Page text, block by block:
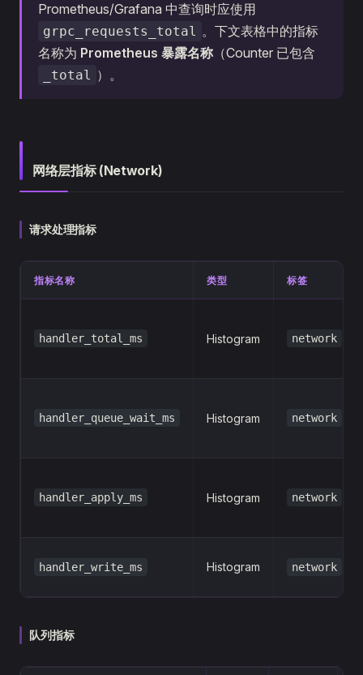
Prometheus/Grafana 中查询时应使用
grpc_requests_total 。下文表格中的指标
名称为 Prometheus 暴露名称 （Counter 已包含
_total ）。
网络层指标 (Network)
请求处理指标
指标名称 类型 标签
handler_total_ms Histogram network
handler_queue_wait_ms Histogram network
handler_apply_ms Histogram network
handler_write_ms Histogram network
队列指标